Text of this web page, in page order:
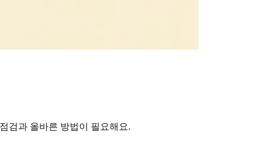
검과 올바른 방법이 필요해요.